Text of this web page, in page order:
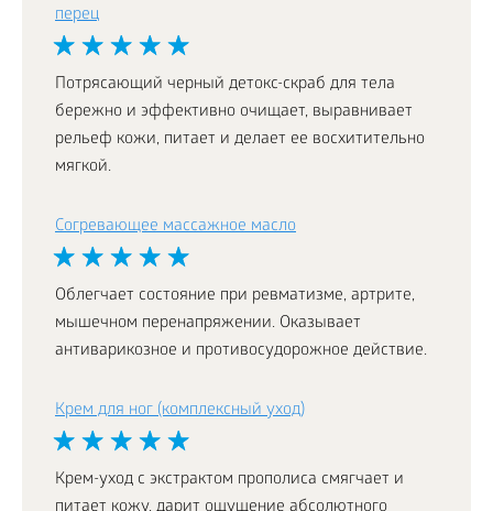
перец
Потрясающий черный детокс-скраб для тела
бережно и эффективно очищает, выравнивает
рельеф кожи, питает и делает ее восхитительно
мягкой.
Согревающее массажное масло
Облегчает состояние при ревматизме, артрите,
мышечном перенапряжении. Оказывает
антиварикозное и противосудорожное действие.
Крем для ног (комплексный уход)
Крем-уход с экстрактом прополиса смягчает и